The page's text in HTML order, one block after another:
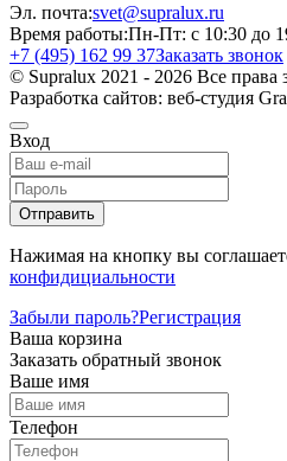
Эл. почта:svet@supralux.ru
Время работы:Пн-Пт: с 10:30 до
+7 (495) 162 99 37Заказать звонок
© Supralux 2021 - 2026 Все
Разработка сайтов: веб-студия
Вход
Отправить
Нажимая на кнопку вы
конфидициальности
Забыли пароль?Регистрация
Ваша корзина
Заказать обратный звонок
Ваше имя
Телефон